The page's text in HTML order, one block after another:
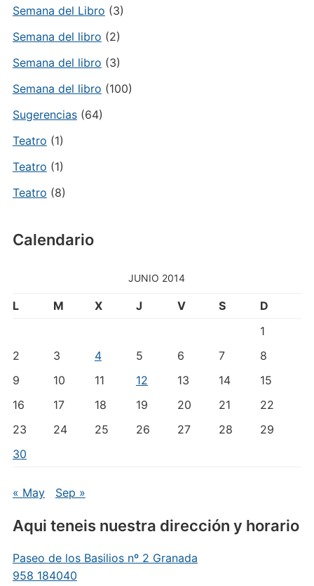
Semana del Libro (3)
Semana del libro (2)
Semana del libro (3)
Semana del libro (100)
Sugerencias(64)
Teatro (1)
Teatro (1)
Teatro (8)
Calendario
JUNIO 2014
L M X J V S
D
1
2
3 4 5 6 7
8
9
10 11 12 13 14
15
16
17 18 19 20 21
22
23
24 25 26 27 28
29
30
« May Sep »
Aqui teneis nuestra dirección y horario
Paseo de los Basilios nº 2 Granada
958 184040